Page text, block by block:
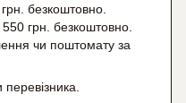
безкоштовно.
грн. безкоштовно.
чи поштомату за